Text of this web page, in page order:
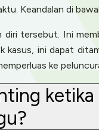
Keandalan di
diri tersebut. Ini
ini dapat
ke